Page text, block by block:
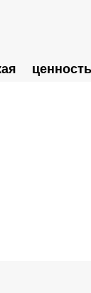
ценность